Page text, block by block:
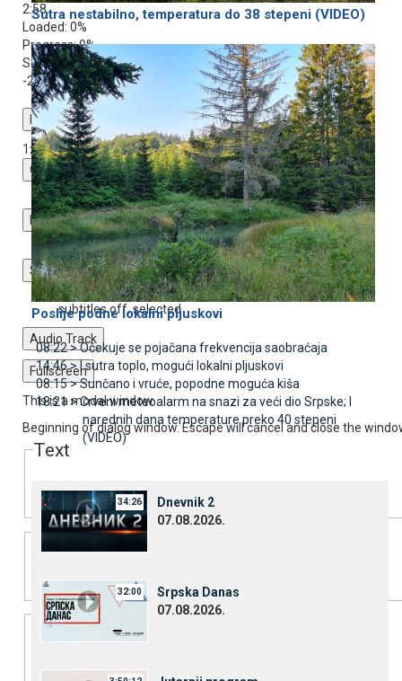
2:58
Loaded: 0%
Progress: 0%
Stream TypeLIVE
-2:58
Playback Rate
1x
Chapters
Chapters
Descriptions
descriptions off, selected
Subtitles
subtitles settings, opens subtitles settings dialog
subtitles off, selected
Audio Track
Fullscreen
This is a modal window.
Beginning of dialog window. Escape will cancel and close the
Text
Color Transparency
Background
Color Transparency
Window
Sutra nestabilno, temperatura do 38 stepeni (VIDEO)
Poslije podne lokalni pljuskovi
08:22 >Očekuje se pojačana frekvencija saobraćaja
14:46 >I sutra toplo, mogući lokalni pljuskovi
08:15 >Sunčano i vruće, popodne moguća kiša
18:21 >Crveni meteoalarm na snazi za veći dio Srpske; I
narednih dana temperature preko 40 stepeni
(VIDEO)
34:26
Dnevnik 2
07.08.2026.
32:00
Srpska Danas
07.08.2026.